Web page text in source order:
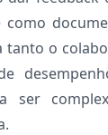
tanto o
ser